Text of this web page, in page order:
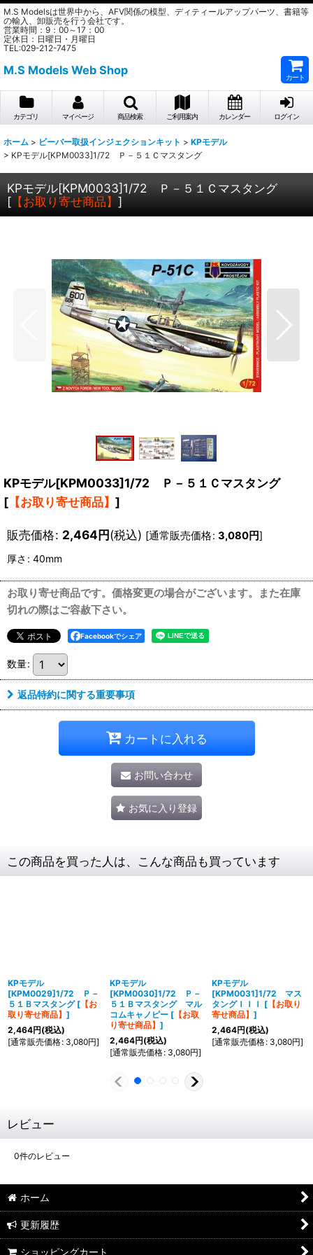
M.S Modelsは世界中から、AFV関係の模型、ディティールアップパーツ、書籍等
の輸入、卸販売を行う会社です。
営業時間：9：00～17：00
定休日：日曜日・月曜日
TEL:029-212-7475
M.S Models Web Shop
カート
カテゴリ マイページ 商品検索 ご利用案内 カレンダー ログイン
ホーム > ビーバー取扱インジェクションキット > KPモデル
> KPモデル[KPM0033]1/72 Ｐ－５１Ｃマスタング
KPモデル[KPM0033]1/72 Ｐ－５１Ｃマスタング
[ 【お取り寄せ商品】 ]
KPモデル[KPM0033]1/72 Ｐ－５１Ｃマスタング
[ 【お取り寄せ商品】 ]
販売価格: 2,464円(税込) [通常販売価格: 3,080円]
厚さ : 40mm
お取り寄せ商品です。価格変更の場合がございます。また在庫
切れの際はご容赦下さい。
Facebookでシェア
数量:
返品特約に関する重要事項
カートに入れる
お問い合わせ
お気に入り登録
この商品を買った人は、こんな商品も買っています
KPモデル
[KPM0029]1/72 Ｐ－
５１Ｂマスタング [ 【お
取り寄せ商品】 ]
2,464円(税込)
[通常販売価格: 3,080円]
KPモデル
[KPM0030]1/72 Ｐ－
５１Ｂマスタング マル
コムキャノピー [ 【お取
り寄せ商品】 ]
2,464円(税込)
[通常販売価格: 3,080円]
KPモデル
[KPM0031]1/72 マス
タングＩＩＩ [ 【お取り
寄せ商品】 ]
2,464円(税込)
[通常販売価格: 3,080円]
レビュー
0件のレビュー
ホーム
更新履歴
ショッピングカート